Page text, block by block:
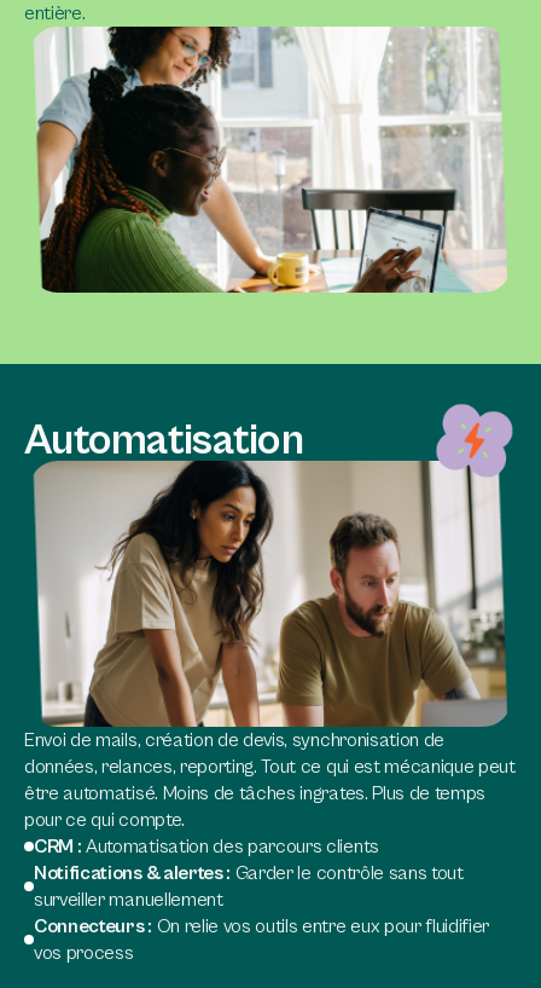
entière.
Automatisation
Envoi de mails, création de devis, synchronisation de
données, relances, reporting. Tout ce qui est mécanique peut
être automatisé. Moins de tâches ingrates. Plus de temps
pour ce qui compte.
CRM : Automatisation des parcours clients
Notifications &alertes : Garder le contrôle sans tout
surveiller manuellement
Connecteurs : On relie vos outils entre eux pour fluidifier
vos process